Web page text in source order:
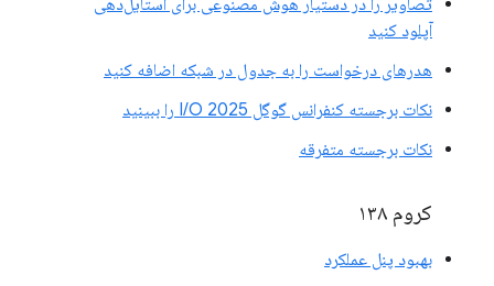
آپلود کنید
هدرهای درخواست را به جدول در شبکه اضافه کنید
نکات برجسته کنفرانس گوگل I/O 2025 را ببینید
نکات برجسته متفرقه
کروم ۱۳۸
بهبود پنل عملکرد